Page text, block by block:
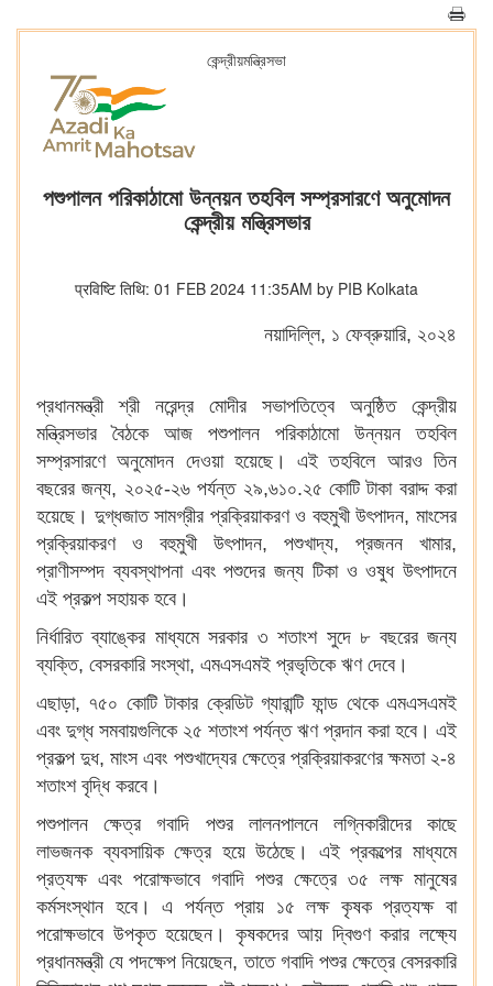
কেন্দ্রীয়মন্ত্রিসভা
পশুপালন পরিকাঠামো উন্নয়ন তহবিল সম্প্রসারণে অনুমোদন
কেন্দ্রীয় মন্ত্রিসভার
प्रविष्टि तिथि: 01 FEB 2024 11:35AM by PIB Kolkata
নয়াদিল্লি, ১ ফেব্রুয়ারি, ২০২৪
প্রধানমন্ত্রী শ্রী নরেন্দ্র মোদীর সভাপতিত্বে অনুষ্ঠিত কেন্দ্রীয়
মন্ত্রিসভার বৈঠকে আজ পশুপালন পরিকাঠামো উন্নয়ন তহবিল
সম্প্রসারণে অনুমোদন দেওয়া হয়েছে। এই তহবিলে আরও তিন
বছরের জন্য, ২০২৫-২৬ পর্যন্ত ২৯,৬১০.২৫ কোটি টাকা বরাদ্দ করা
হয়েছে। দুগ্ধজাত সামগ্রীর প্রক্রিয়াকরণ ও বহুমুখী উৎপাদন, মাংসের
প্রক্রিয়াকরণ ও বহুমুখী উৎপাদন, পশুখাদ্য, প্রজনন খামার,
প্রাণীসম্পদ ব্যবস্থাপনা এবং পশুদের জন্য টিকা ও ওষুধ উৎপাদনে
এই প্রকল্প সহায়ক হবে।
নির্ধারিত ব্যাঙ্কের মাধ্যমে সরকার ৩ শতাংশ সুদে ৮ বছরের জন্য
ব্যক্তি, বেসরকারি সংস্থা, এমএসএমই প্রভৃতিকে ঋণ দেবে।
এছাড়া, ৭৫০ কোটি টাকার ক্রেডিট গ্যারান্টি ফান্ড থেকে এমএসএমই
এবং দুগ্ধ সমবায়গুলিকে ২৫ শতাংশ পর্যন্ত ঋণ প্রদান করা হবে। এই
প্রকল্প দুধ, মাংস এবং পশুখাদ্যের ক্ষেত্রে প্রক্রিয়াকরণের ক্ষমতা ২-৪
শতাংশ বৃদ্ধি করবে।
পশুপালন ক্ষেত্র গবাদি পশুর লালনপালনে লগ্নিকারীদের কাছে
লাভজনক ব্যবসায়িক ক্ষেত্র হয়ে উঠেছে। এই প্রকল্পের মাধ্যমে
প্রত্যক্ষ এবং পরোক্ষভাবে গবাদি পশুর ক্ষেত্রে ৩৫ লক্ষ মানুষের
কর্মসংস্থান হবে। এ পর্যন্ত প্রায় ১৫ লক্ষ কৃষক প্রত্যক্ষ বা
পরোক্ষভাবে উপকৃত হয়েছেন। কৃষকদের আয় দ্বিগুণ করার লক্ষ্যে
প্রধানমন্ত্রী যে পদক্ষেপ নিয়েছেন, তাতে গবাদি পশুর ক্ষেত্রে বেসরকারি